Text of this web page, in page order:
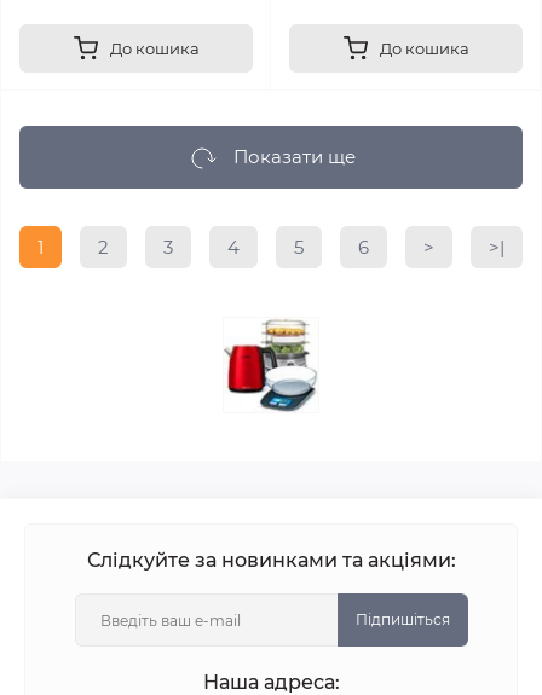
До кошика До кошика
Показати ще
1 2 3 4 5 6 > >|
Слідкуйте за новинками та акціями:
Підпишіться
Наша адреса: